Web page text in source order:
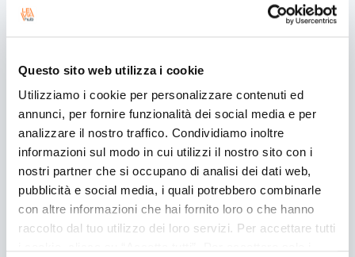
Questo sito web utilizza i cookie
Utilizziamo i cookie per personalizzare contenuti ed
annunci, per fornire funzionalità dei social media e per
analizzare il nostro traffico. Condividiamo inoltre
informazioni sul modo in cui utilizzi il nostro sito con i
nostri partner che si occupano di analisi dei dati web,
pubblicità e social media, i quali potrebbero combinarle
con altre informazioni che hai fornito loro o che hanno
raccolto dal tuo utilizzo dei loro servizi. Per accettare tutti
mercancías por carretera. Descubre los requisitos
de la nueva normativa, cómo adaptar tus procesos
gestión documental y garantizar el cumplimiento
Descubre más
Leviahub obtiene las
certificaciones ISO/IEC 27001,
ISO/IEC 27017 e ISO/IEC 27018